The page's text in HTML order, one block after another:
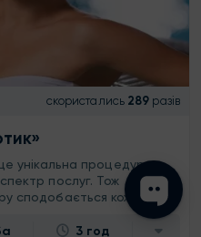
скористались 289 разів
унікальна процедура,
послуг. Тож
сподобається кожному!
3 год